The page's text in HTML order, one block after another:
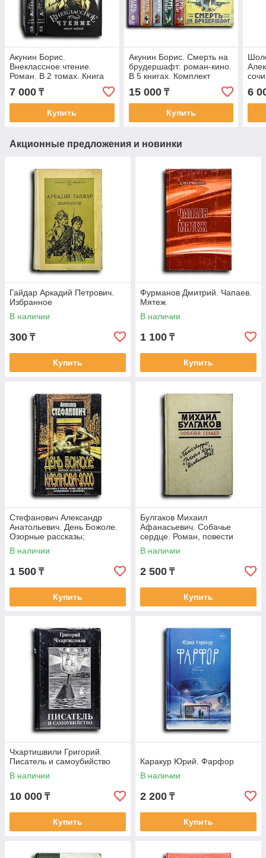
Акунин Борис.
Внеклассное чтение.
Роман. В 2 томах. Книга
7 000 ₸
Купить
Акунин Борис. Смерть на
брудершафт: роман-кино.
В 5 книгах. Комплект
15 000₸
Купить
6
Акционные предложения и новинки
Гайдар Аркадий Петрович.
Избранное
В наличии
300 ₸
Купить
Фурманов Дмитрий. Чапаев.
Мятеж
В наличии
1 100 ₸
Купить
Стефанович Александр
Анатольевич. День Божоле.
Озорные рассказы;
Казанова-2000: Разговоры о
жизни, любви,
В наличии
1 500 ₸
Купить
Булгаков Михаил
Афанасьевич. Собачье
сердце. Роман, повести
В наличии
2 500 ₸
Купить
Чхартишвили Григорий.
Писатель и самоубийство
В наличии
10 000 ₸
Купить
Каракур Юрий. Фарфор
В наличии
2 200 ₸
Купить